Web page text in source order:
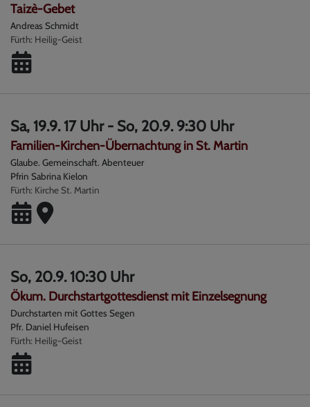
Taizè-Gebet
Andreas Schmidt
Fürth Heilig-Geist
Sa, 19.9. 17 Uhr - So, 20.9. 9:30 Uhr
Familien-Kirchen-Übernachtung in St. Martin
Glaube. Gemeinschaft. Abenteuer
Pfrin Sabrina Kielon
Fürth Kirche St. Martin
So, 20.9. 10:30 Uhr
Ökum. Durchstartgottesdienst mit Einzelsegnung
Durchstarten mit Gottes Segen
Pfr. Daniel Hufeisen
Fürth Heilig-Geist